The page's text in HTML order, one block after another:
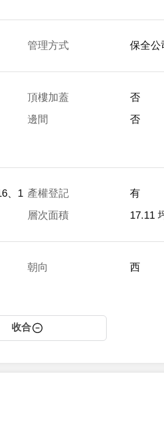
管理方式 保全公
頂樓加蓋
否
邊間
否
、1 產權登記
有
層次面積 17.11
朝向
西
收合